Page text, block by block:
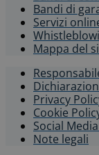
Bandi di
Servizi
Mappa del
Privacy
Cookie
Social
Note legali